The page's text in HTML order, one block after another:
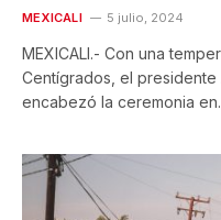
MEXICALI 5 julio, 2024
MEXICALI.- Con una
Centígrados, el presidente
encabezó la ceremonia